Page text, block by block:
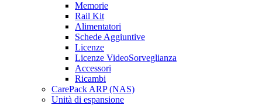
Memorie
Rail Kit
Alimentatori
Schede Aggiuntive
Licenze
Licenze VideoSorveglianza
Accessori
Ricambi
CarePack ARP (NAS)
Unità di espansione